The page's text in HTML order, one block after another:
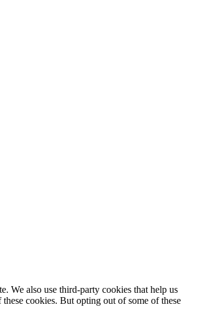
We also use third-party cookies that help us
cookies. But opting out of some of these